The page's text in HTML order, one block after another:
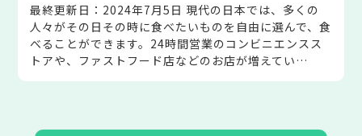
最終更新日：2024年7月5日 現代の日本では、多くの
人々がその日その時に食べたいものを自由に選んで、食
べることができます。24時間営業のコンビニエンスス
トアや、ファストフード店などのお店が増えてい…